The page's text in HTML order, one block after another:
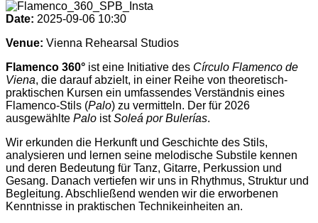
Date: 2025-09-06 10:30
Venue: Vienna Rehearsal Studios
Flamenco 360° ist eine Initiative des Círculo Flamenco de
Viena, die darauf abzielt, in einer Reihe von theoretisch-
praktischen Kursen ein umfassendes Verständnis eines
Flamenco-Stils (Palo) zu vermitteln. Der für 2026
ausgewählte Palo istSoleá por Bulerías.
Wir erkunden die Herkunft und Geschichte des Stils,
analysieren und lernen seine melodische Substile kennen
und deren Bedeutung für Tanz, Gitarre, Perkussion und
Gesang. Danach vertiefen wir uns in Rhythmus, Struktur und
Begleitung. Abschließend wenden wir die erworbenen
Kenntnisse in praktischen Technikeinheiten an.